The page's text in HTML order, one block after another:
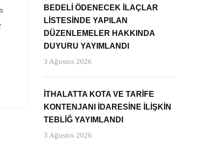
BEDELİ ÖDENECEK İLAÇLAR
LİSTESİNDE YAPILAN
DÜZENLEMELER HAKKINDA
DUYURU YAYIMLANDI
3 Ağustos 2026
İTHALATTA KOTA VE TARİFE
KONTENJANI İDARESİNE İLİŞKİN
TEBLİĞ YAYIMLANDI
3 Ağustos 2026